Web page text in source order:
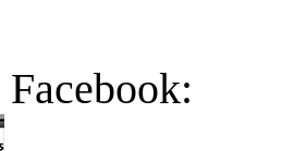
Facebook: